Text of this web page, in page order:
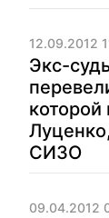
12.09.2012
Экс-
которой
СИЗО
09.04.2012